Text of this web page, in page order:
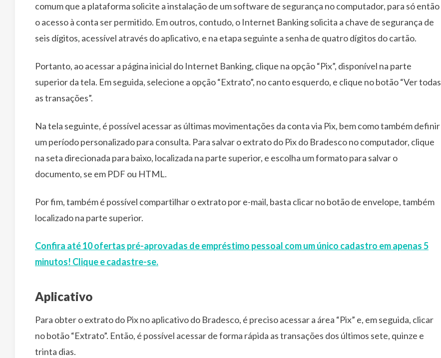
comum que a plataforma solicite a instalação de um software de segurança no computador, para só então
o acesso à conta ser permitido. Em outros, contudo, o Internet Banking solicita a chave de segurança de
seis dígitos, acessível através do aplicativo, e na etapa seguinte a senha de quatro dígitos do cartão.
Portanto, ao acessar a página inicial do Internet Banking, clique na opção “Pix”, disponível na parte
superior da tela. Em seguida, selecione a opção “Extrato”, no canto esquerdo, e clique no botão “Ver todas
as transações”.
Na tela seguinte, é possível acessar as últimas movimentações da conta via Pix, bem como também definir
um período personalizado para consulta. Para salvar o extrato do Pix do Bradesco no computador, clique
na seta direcionada para baixo, localizada na parte superior, e escolha um formato para salvar o
documento, se em PDF ou HTML.
Por fim, também é possível compartilhar o extrato por e-mail, basta clicar no botão de envelope, também
localizado na parte superior.
Confira até 10 ofertas pré-aprovadas de empréstimo pessoal com um único cadastro em apenas 5
minutos! Clique e cadastre-se.
Aplicativo
Para obter o extrato do Pix no aplicativo do Bradesco, é preciso acessar a área “Pix” e, em seguida, clicar
no botão “Extrato”. Então, é possível acessar de forma rápida as transações dos últimos sete, quinze e
trinta dias.